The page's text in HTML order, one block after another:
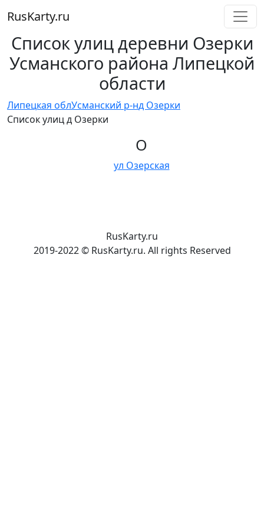
RusKarty.ru
Список улиц деревни Озерки
Усманского района Липецкой
области
Липецкая облУсманский р-нд Озерки
Список улиц д Озерки
О
ул Озерская
RusKarty.ru
2019-2022 © RusKarty.ru. All rights Reserved